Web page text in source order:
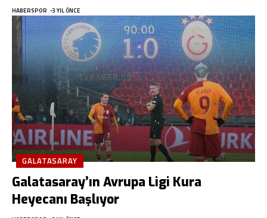
HABERSPOR 3 YIL ÖNCE
GALATASARAY
Galatasaray’ın Avrupa Ligi Kura
Heyecanı Başlıyor